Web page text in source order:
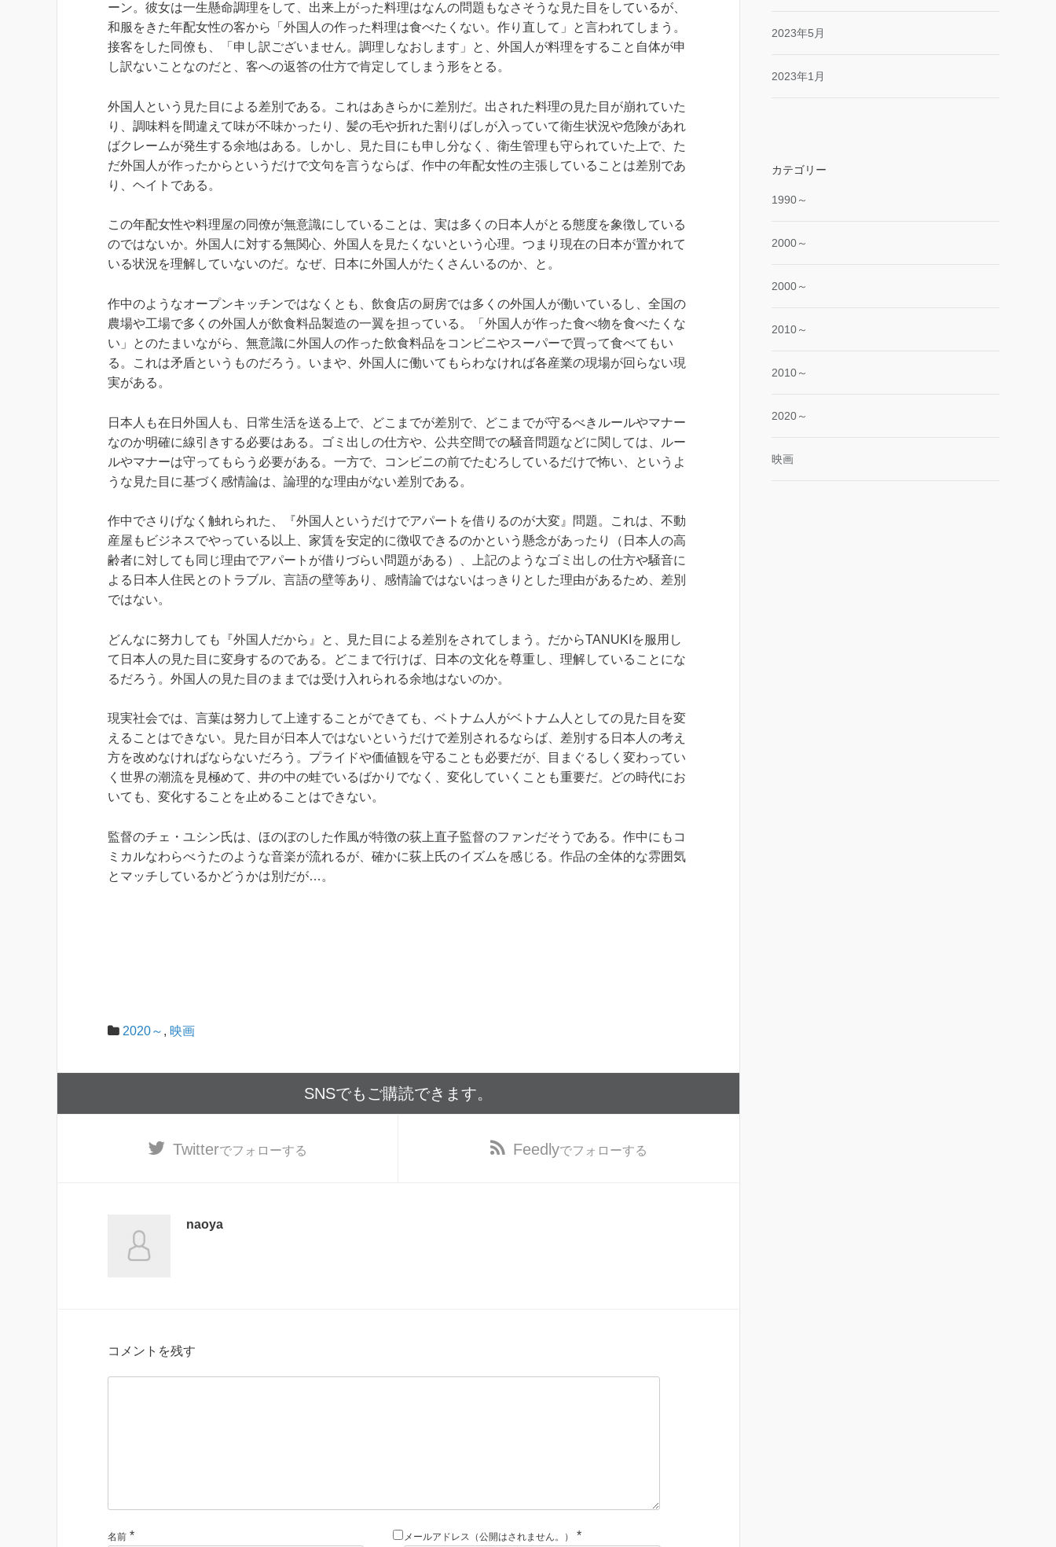
ーン。彼女は一生懸命調理をして、出来上がった料理はなんの問題もなさそうな見た目をしているが、
和服をきた年配女性の客から「外国人の作った料理は食べたくない。作り直して」と言われてしまう。
接客をした同僚も、「申し訳ございません。調理しなおします」と、外国人が料理をすること自体が申
し訳ないことなのだと、客への返答の仕方で肯定してしまう形をとる。
外国人という見た目による差別である。これはあきらかに差別だ。出された料理の見た目が崩れていた
り、調味料を間違えて味が不味かったり、髪の毛や折れた割りばしが入っていて衛生状況や危険があれ
ばクレームが発生する余地はある。しかし、見た目にも申し分なく、衛生管理も守られていた上で、た
だ外国人が作ったからというだけで文句を言うならば、作中の年配女性の主張していることは差別であ
り、ヘイトである。
この年配女性や料理屋の同僚が無意識にしていることは、実は多くの日本人がとる態度を象徴している
のではないか。外国人に対する無関心、外国人を見たくないという心理。つまり現在の日本が置かれて
いる状況を理解していないのだ。なぜ、日本に外国人がたくさんいるのか、と。
作中のようなオープンキッチンではなくとも、飲食店の厨房では多くの外国人が働いているし、全国の
農場や工場で多くの外国人が飲食料品製造の一翼を担っている。「外国人が作った食べ物を食べたくな
い」とのたまいながら、無意識に外国人の作った飲食料品をコンビニやスーパーで買って食べてもい
る。これは矛盾というものだろう。いまや、外国人に働いてもらわなければ各産業の現場が回らない現
実がある。
日本人も在日外国人も、日常生活を送る上で、どこまでが差別で、どこまでが守るべきルールやマナー
なのか明確に線引きする必要はある。ゴミ出しの仕方や、公共空間での騒音問題などに関しては、ルー
ルやマナーは守ってもらう必要がある。一方で、コンビニの前でたむろしているだけで怖い、というよ
うな見た目に基づく感情論は、論理的な理由がない差別である。
作中でさりげなく触れられた、『外国人というだけでアパートを借りるのが大変』問題。これは、不動
産屋もビジネスでやっている以上、家賃を安定的に徴収できるのかという懸念があったり（日本人の高
齢者に対しても同じ理由でアパートが借りづらい問題がある）、上記のようなゴミ出しの仕方や騒音に
よる日本人住民とのトラブル、言語の壁等あり、感情論ではないはっきりとした理由があるため、差別
ではない。
どんなに努力しても『外国人だから』と、見た目による差別をされてしまう。だからTANUKIを服用し
て日本人の見た目に変身するのである。どこまで行けば、日本の文化を尊重し、理解していることにな
るだろう。外国人の見た目のままでは受け入れられる余地はないのか。
現実社会では、言葉は努力して上達することができても、ベトナム人がベトナム人としての見た目を変
えることはできない。見た目が日本人ではないというだけで差別されるならば、差別する日本人の考え
方を改めなければならないだろう。プライドや価値観を守ることも必要だが、目まぐるしく変わってい
く世界の潮流を見極めて、井の中の蛙でいるばかりでなく、変化していくことも重要だ。どの時代にお
いても、変化することを止めることはできない。
監督のチェ・ユシン氏は、ほのぼのした作風が特徴の荻上直子監督のファンだそうである。作中にもコ
ミカルなわらべうたのような音楽が流れるが、確かに荻上氏のイズムを感じる。作品の全体的な雰囲気
とマッチしているかどうかは別だが…。
2020～ , 映画
SNSでもご購読できます。
Twitterでフォローする Feedlyでフォローする
naoya
コメントを残す
名前 * メールアドレス（公開はされません。） *
2023年5月
2023年1月
カテゴリー
1990～
2000～
2000～
2010～
2010～
2020～
映画